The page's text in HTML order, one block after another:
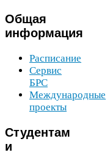
Общая
информация
Расписание
Сервис
БРС
Международные
проекты
Студентам
и